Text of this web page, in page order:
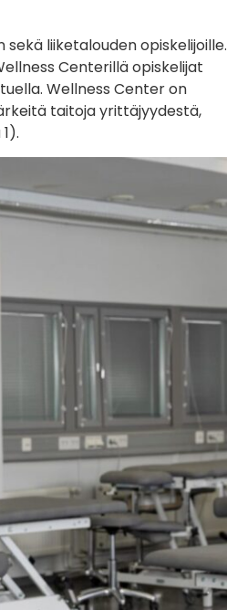
liiketalouden opiskelijoille.
Centerillä opiskelijat
Wellness Center on
taitoja yrittäjyydestä,